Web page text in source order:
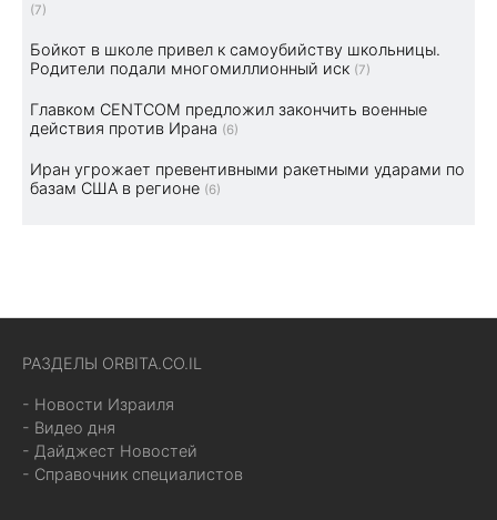
(7)
Бойкот в школе привел к самоубийству школьницы.
Родители подали многомиллионный иск (7)
Главком CENTCOM предложил закончить военные
действия против Ирана (6)
Иран угрожает превентивными ракетными ударами по
базам США в регионе (6)
РАЗДЕЛЫ ORBITA.CO.IL
- Новости Израиля
- Видео дня
- Дайджест Новостей
- Справочник специалистов